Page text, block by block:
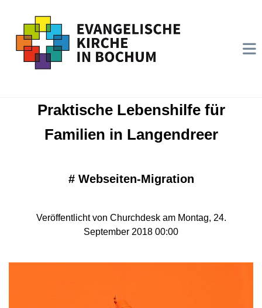
Praktische Lebenshilfe für
Familien in Langendreer
# Webseiten-Migration
Veröffentlicht von Churchdesk am Montag, 24.
September 2018 00:00